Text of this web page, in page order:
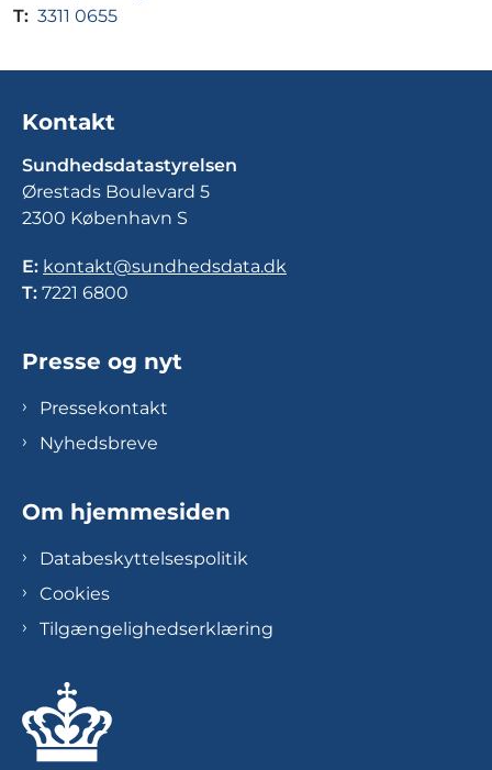
T: 3311 0655
Kontakt
Sundhedsdatastyrelsen
Ørestads Boulevard 5
2300 København S
E: kontakt@sundhedsdata.dk
T: 7221 6800
Presse og nyt
Pressekontakt
Nyhedsbreve
Om hjemmesiden
Databeskyttelsespolitik
Cookies
Tilgængelighedserklæring